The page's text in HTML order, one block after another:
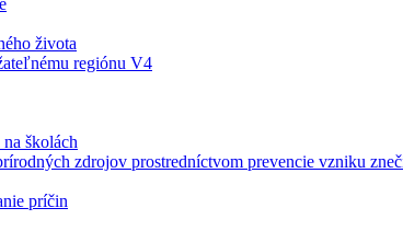
života
regiónu V4
školách
zdrojov prostredníctvom prevencie vzniku
príčin